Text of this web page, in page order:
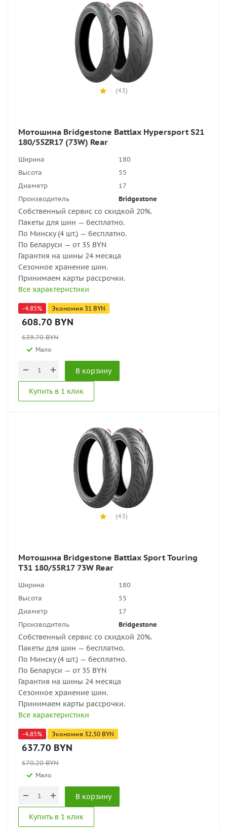
(43)
Мотошина Bridgestone Battlax Hypersport S21
180/55ZR17 (73W) Rear
Ширина
180
Высота
55
Диаметр
17
Производитель
Bridgestone
Собственный сервис со скидкой 20%.
Пакеты для шин — бесплатно.
По Минску (4 шт.) — бесплатно.
По Беларуси — от 35 BYN
Гарантия на шины 24 месяца
Сезонное хранение шин.
Принимаем карты рассрочки.
Все характеристики
-4.85% Экономия 31 BYN
608.70 BYN
639.70BYN
Мало
В корзину
Купить в 1 клик
(43)
Мотошина Bridgestone Battlax Sport Touring
T31 180/55R17 73W Rear
Ширина
180
Высота
55
Диаметр
17
Производитель
Bridgestone
Собственный сервис со скидкой 20%.
Пакеты для шин — бесплатно.
По Минску (4 шт.) — бесплатно.
По Беларуси — от 35 BYN
Гарантия на шины 24 месяца
Сезонное хранение шин.
Принимаем карты рассрочки.
Все характеристики
-4.85% Экономия 32.50 BYN
637.70 BYN
670.20BYN
Мало
В корзину
Купить в 1 клик